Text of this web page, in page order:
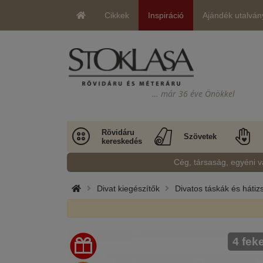
Cikkek Inspiráció Ajándék
… már 36 éve Önökkel
Rövidáru
kereskedés
Szövetek
Cég, társaság, egyéni
Divat kiegészítők Divatos táskák és
4